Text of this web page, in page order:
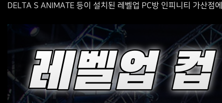
DELTA S ANIMATE 등이 설치된 레벨업 PC방 인피니티 가산점